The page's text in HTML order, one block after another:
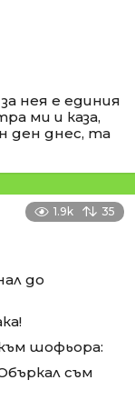
нея е единия
ми и каза,
ден днес, та
1.9k 35
до
шофьора:
съм